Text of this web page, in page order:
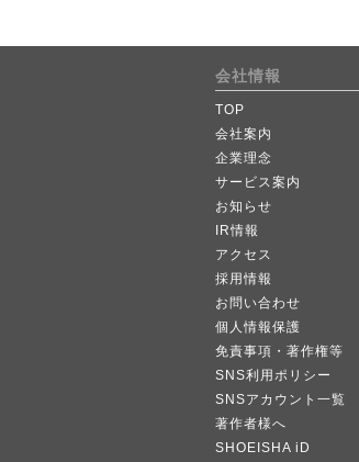
会社情報
TOP
会社案内
企業理念
サービス案内
お知らせ
IR情報
アクセス
採用情報
お問い合わせ
個人情報保護
免責事項・著作権等
SNS利用ポリシー
SNSアカウント一覧
著作者様へ
SHOEISHA iD